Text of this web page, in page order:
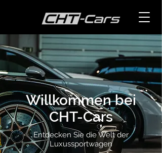
Willkommen bei
CHT-Cars
Entdecken Sie die Welt der
Luxussportwagen